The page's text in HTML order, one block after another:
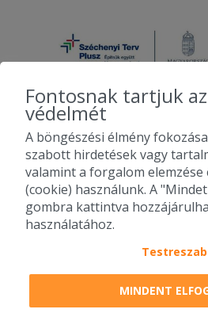
2010-2026 Copyright -
Pizza, gyros, hamburger, menük
Fontosnak tartjuk
védelmét
A böngészési élmény
szabott hirdetések vagy
valamint a forgalom
(cookie) használunk. A
gombra kattintva
használatához.
MINDENT